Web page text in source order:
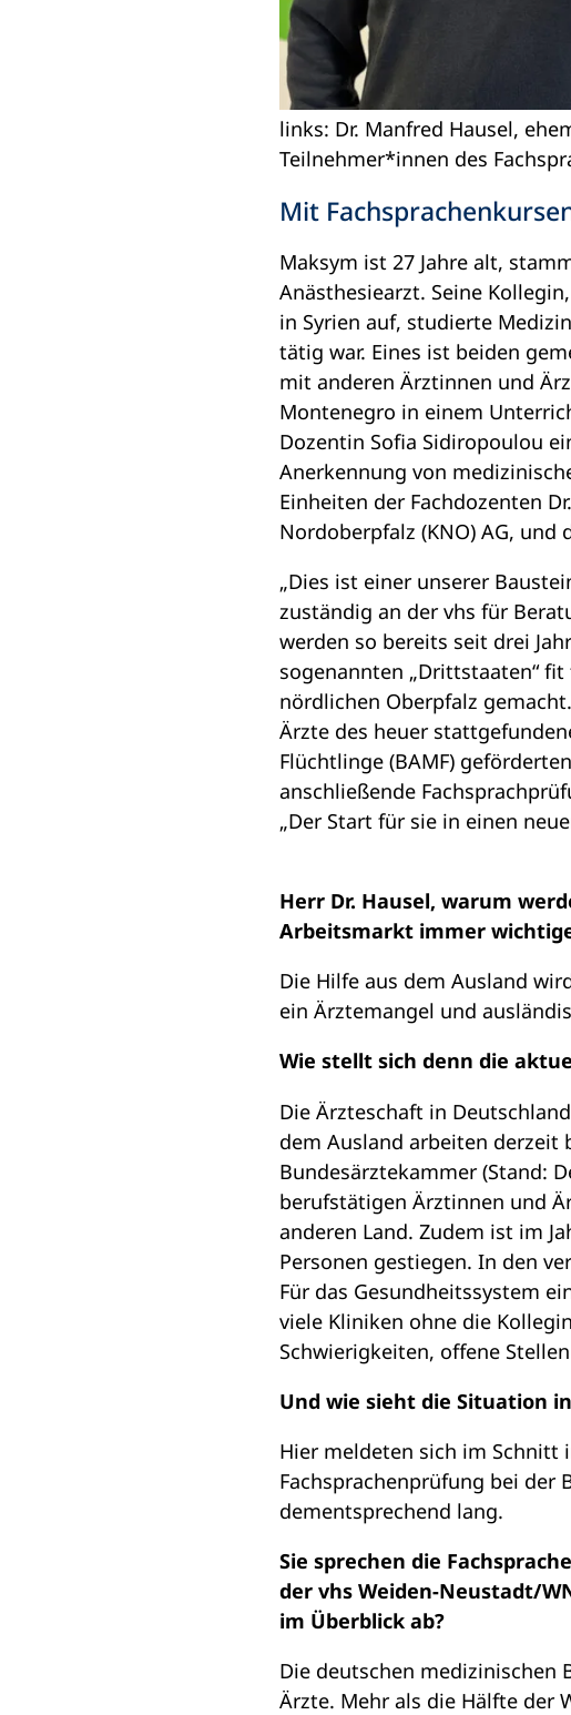
links: Dr. Manfred Hausel,
Teilnehmer*innen des
Mit
Maksym ist 27 Jahre alt,
Anästhesiearzt. Seine
in Syrien auf, studierte
tätig war. Eines ist beiden
mit anderen Ärztinnen und
Montenegro in einem
Dozentin Sofia Sidiropoulou
Anerkennung von
Einheiten der Fachdozenten
Nordoberpfalz (KNO) AG, und
„Dies ist einer unserer
zuständig an der vhs für
werden so bereits seit drei
sogenannten „Drittstaaten“
nördlichen Oberpfalz
Ärzte des heuer
Flüchtlinge (BAMF)
anschließende
„Der Start für sie in einen
Herr Dr. Hausel, warum
Arbeitsmarkt immer
Die Hilfe aus dem Ausland
ein Ärztemangel und
Wie stellt sich denn die
Die Ärzteschaft in
dem Ausland arbeiten derzeit
Bundesärztekammer (Stand:
berufstätigen Ärztinnen und
anderen Land. Zudem ist im
Personen gestiegen. In den
Für das Gesundheitssystem
viele Kliniken ohne die
Schwierigkeiten, offene
Und wie sieht die Situation
Hier meldeten sich im Schnitt
Fachsprachenprüfung bei der
dementsprechend lang.
Sie sprechen die
der vhs Weiden-Neustadt/
im Überblick ab?
Die deutschen medizinischen
Ärzte. Mehr als die Hälfte der